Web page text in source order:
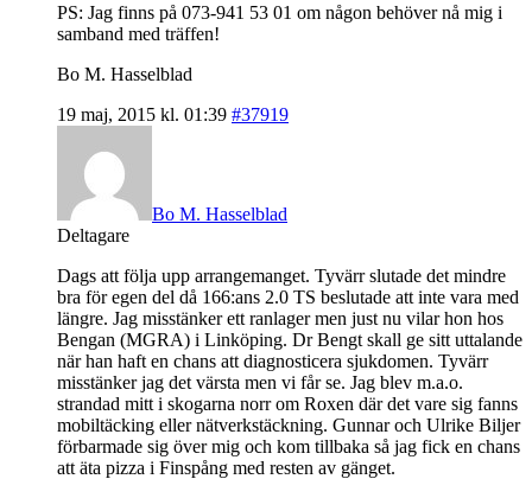
PS: Jag finns på 073-941 53 01 om någon behöver nå mig i
samband med träffen!
Bo M. Hasselblad
19 maj, 2015 kl. 01:39 #37919
Bo M. Hasselblad
Deltagare
Dags att följa upp arrangemanget. Tyvärr slutade det mindre
bra för egen del då 166:ans 2.0 TS beslutade att inte vara med
längre. Jag misstänker ett ranlager men just nu vilar hon hos
Bengan (MGRA) i Linköping. Dr Bengt skall ge sitt uttalande
när han haft en chans att diagnosticera sjukdomen. Tyvärr
misstänker jag det värsta men vi får se. Jag blev m.a.o.
strandad mitt i skogarna norr om Roxen där det vare sig fanns
mobiltäcking eller nätverkstäckning. Gunnar och Ulrike Biljer
förbarmade sig över mig och kom tillbaka så jag fick en chans
att äta pizza i Finspång med resten av gänget.